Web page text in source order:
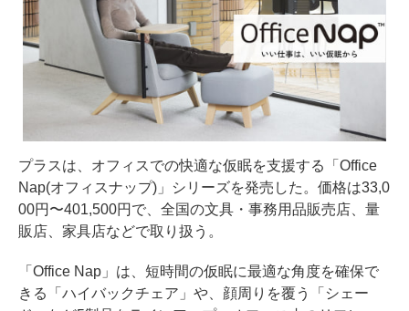
プラスは、オフィスでの快適な仮眠を支援する「Office
Nap(オフィスナップ)」シリーズを発売した。価格は33,0
00円〜401,500円で、全国の文具・事務用品販売店、量
販店、家具店などで取り扱う。
「Office Nap」は、短時間の仮眠に最適な角度を確保で
きる「ハイバックチェア」や、顔周りを覆う「シェー